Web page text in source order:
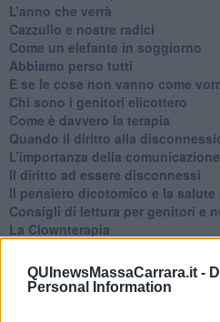
QUInewsMassaCarrara.it -
Personal Information
​L’anno che verrà
​Cazzullo e nostre radici
​Come un elefante in soggiorno
​Abbiamo perso tutti
E se le cose non vanno come
​Chi sono i genitori elicottero
Come è davvero la terapia
Quando il diritto alla
​L’importanza della
​Il diritto ad essere disconnessi
​Il pensiero dicotomico e la salute
​Consigli di lettura per genitori e
​La Clownterapia
L’invisibile fatica mentale
Vacanze a km zero